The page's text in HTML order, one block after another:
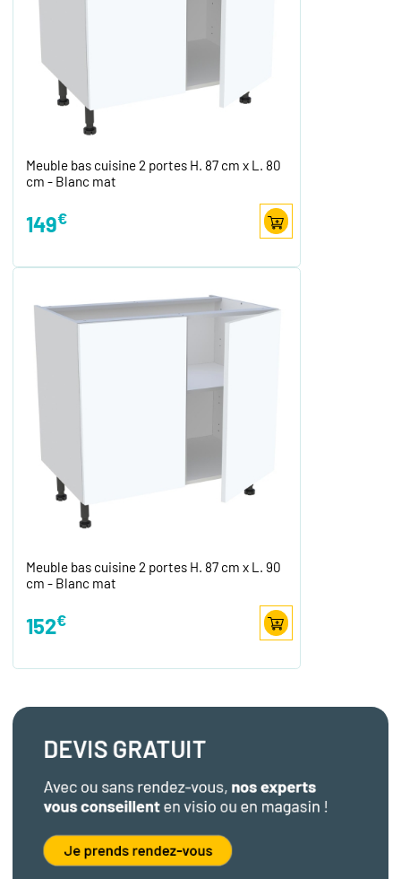
Meuble bas cuisine 2 portes H. 87 cm x L. 80
cm - Blanc mat
149€
Meuble bas cuisine 2 portes H. 87 cm x L. 90
cm - Blanc mat
152€